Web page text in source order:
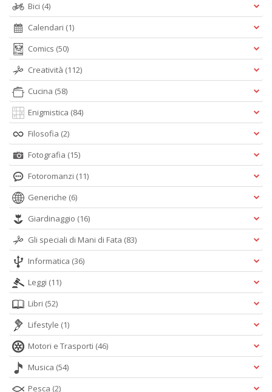
Bici (4)
Calendari (1)
Comics (50)
Creatività (112)
Cucina (58)
Enigmistica (84)
Filosofia (2)
Fotografia (15)
Fotoromanzi (11)
Generiche (6)
Giardinaggio (16)
Gli speciali di Mani di Fata (83)
Informatica (36)
Leggi (11)
Libri (52)
Lifestyle (1)
Motori e Trasporti (46)
Musica (54)
Pesca (2)